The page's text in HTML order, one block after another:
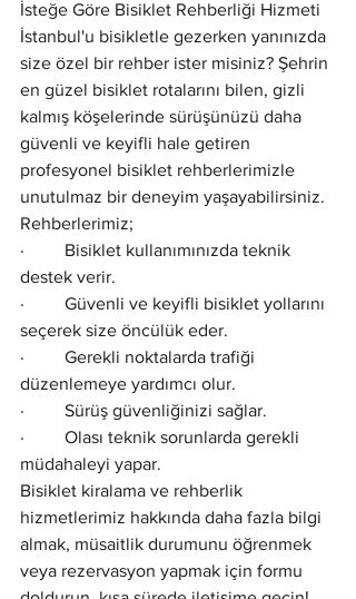
İsteğe Göre Bisiklet Rehberliği Hizmeti
İstanbul'u bisikletle gezerken yanınızda
size özel bir rehber ister misiniz? Şehrin
en güzel bisiklet rotalarını bilen, gizli
kalmış köşelerinde sürüşünüzü daha
güvenli ve keyifli hale getiren
profesyonel bisiklet rehberlerimizle
unutulmaz bir deneyim yaşayabilirsiniz.
Rehberlerimiz;
·         Bisiklet kullanımınızda teknik
destek verir.
·         Güvenli ve keyifli bisiklet yollarını
seçerek size öncülük eder.
·         Gerekli noktalarda trafiği
düzenlemeye yardımcı olur.
·         Sürüş güvenliğinizi sağlar.
·         Olası teknik sorunlarda gerekli
müdahaleyi yapar.
Bisiklet kiralama ve rehberlik
hizmetlerimiz hakkında daha fazla bilgi
almak, müsaitlik durumunu öğrenmek
veya rezervasyon yapmak için formu